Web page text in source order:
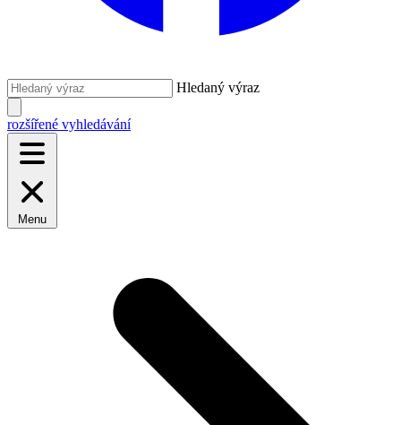
Hledaný výraz
rozšířené vyhledávání
Menu